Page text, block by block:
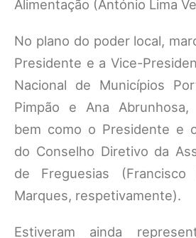
Alimentação (António Lima
No plano do poder local,
Presidente e a Vice-
Nacional de Municípios
Pimpão e Ana Abrunhosa,
bem como o Presidente e
do Conselho Diretivo da
de Freguesias
Marques, respetivamente).
Estiveram ainda